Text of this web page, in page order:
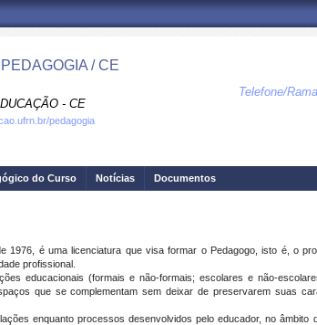
/ CE
- CE
Telefone/
pedagogia
do Curso Notícias Documentos
1976, é uma licenciatura que visa formar o Pedagogo, isto é, o
profissional.
educacionais (formais e não-formais; escolares e não-
que se complementam sem deixar de preservarem suas
enquanto processos desenvolvidos pelo educador, no âmbito